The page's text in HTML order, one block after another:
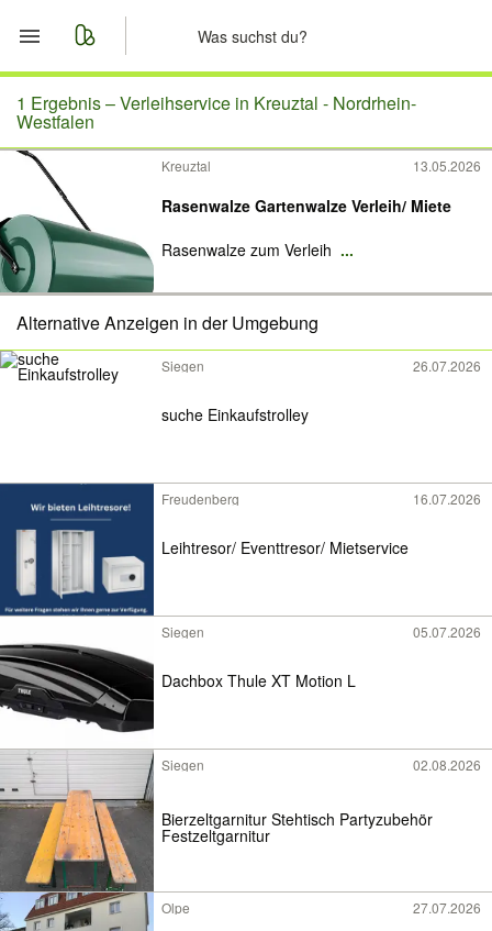
Start
Merkliste
Nachrichten
Anzeige aufgeben
1 Ergebnis –Verleihservice in Kreuztal - Nordrhein-
Westfalen
Kreuztal 13.05.2026
Rasenwalze Gartenwalze Verleih/ Miete
Rasenwalze zum Verleih ...
Alternative Anzeigen in der Umgebung
Siegen 26.07.2026
suche Einkaufstrolley
Freudenberg 16.07.2026
Leihtresor/ Eventtresor/ Mietservice
Siegen 05.07.2026
Dachbox Thule XT Motion L
Siegen 02.08.2026
Bierzeltgarnitur Stehtisch Partyzubehör
Festzeltgarnitur
Olpe 27.07.2026